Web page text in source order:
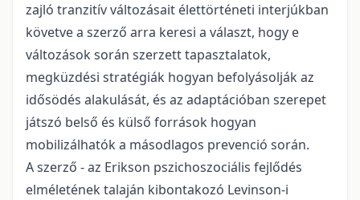
zajló tranzitív változásait élettörténeti interjúkban
követve a szerző arra keresi a választ, hogy e
változások során szerzett tapasztalatok,
megküzdési stratégiák hogyan befolyásolják az
idősödés alakulását, és az adaptációban szerepet
játszó belső és külső források hogyan
mobilizálhatók a másodlagos prevenció során.
A szerző - az Erikson pszichoszociális fejlődés
elméletének talaján kibontakozó Levinson-i